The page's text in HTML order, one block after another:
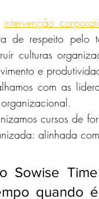
intervenção
de respeito pelo
culturas
e
com as
cursos de
alinhada
Sowise
quando